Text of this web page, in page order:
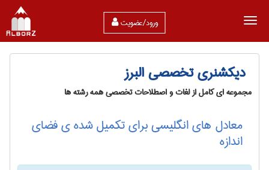
ورود/عضویت
دیکشنری تخصصی البرز
مجموعه ای کامل از لغات و اصطلاحات تخصصی همه رشته ها
معادل های انگلیسی برای تکمیل شده ی فضای
اندازه